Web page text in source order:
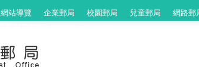
網站導覽 企業郵局 校園郵局 兒童郵局 網路郵